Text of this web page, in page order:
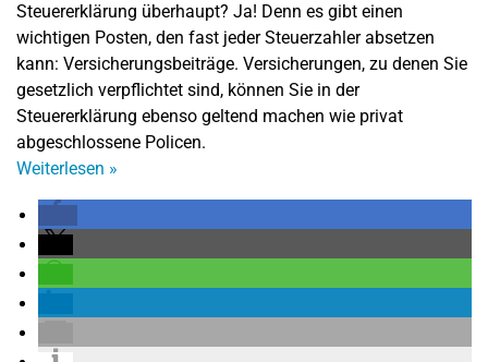
Steuererklärung überhaupt? Ja! Denn es gibt einen
wichtigen Posten, den fast jeder Steuerzahler absetzen
kann: Versicherungsbeiträge. Versicherungen, zu denen Sie
gesetzlich verpflichtet sind, können Sie in der
Steuererklärung ebenso geltend machen wie privat
abgeschlossene Policen.
Weiterlesen »